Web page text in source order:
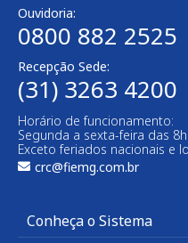
Ouvidoria:
0800 882 2525
Recepção Sede:
(31) 3263 4200
Horário de funcionamento:
Segunda a sexta-feira das
Exceto feriados nacionais e
crc@fiemg.com.br
Conheça o Sistema